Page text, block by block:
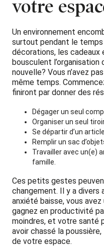
votre
Un environnement
surtout pendant le
décorations, les cadeaux
bousculent
nouvelle? Vous n’avez
même temps.
finiront par donner des
Dégager un seul
Organiser un seul
Se départir d’un
Remplir un sac
Travailler avec un(e)
famille.
Ces petits gestes
changement. Il y a divers
anxiété baisse, vous
gagnez en productivité
moindres, et votre santé
avoir chassé la
de votre espace.